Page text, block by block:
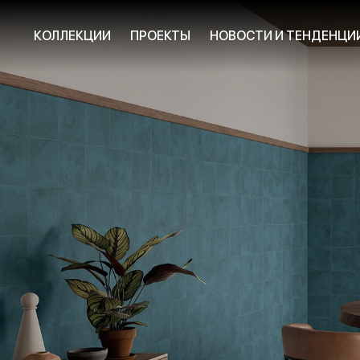
КОЛЛЕКЦИИ ПРОЕКТЫ НОВОСТИ И